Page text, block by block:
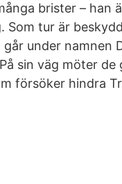
brister – han
Som tur är
under namnen
sin väg möter
försöker hindra